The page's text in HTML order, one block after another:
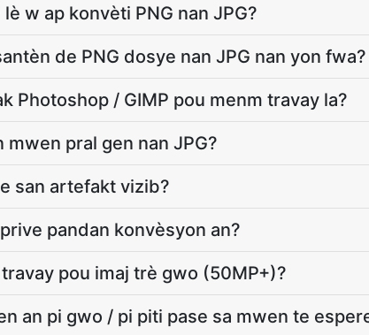
w ap konvèti PNG nan JPG?
de PNG dosye nan JPG nan yon fwa?
Photoshop / GIMP pou menm travay la?
pral gen nan JPG?
san artefakt vizib?
pandan konvèsyon an?
pou imaj trè gwo (50MP+)?
an pi gwo / pi piti pase sa mwen te